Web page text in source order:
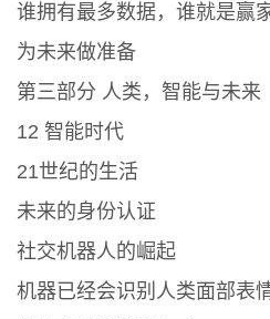
谁拥有最多数据，谁就是赢
为未来做准备
第三部分 人类，智能与未来
12 智能时代
21世纪的生活
未来的身份认证
社交机器人的崛起
机器已经会识别人类面部表